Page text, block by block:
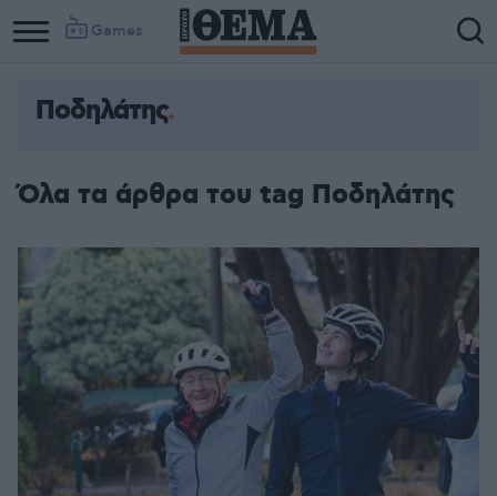
Games
Ποδηλάτης
Όλα τα άρθρα του tag Ποδηλάτης